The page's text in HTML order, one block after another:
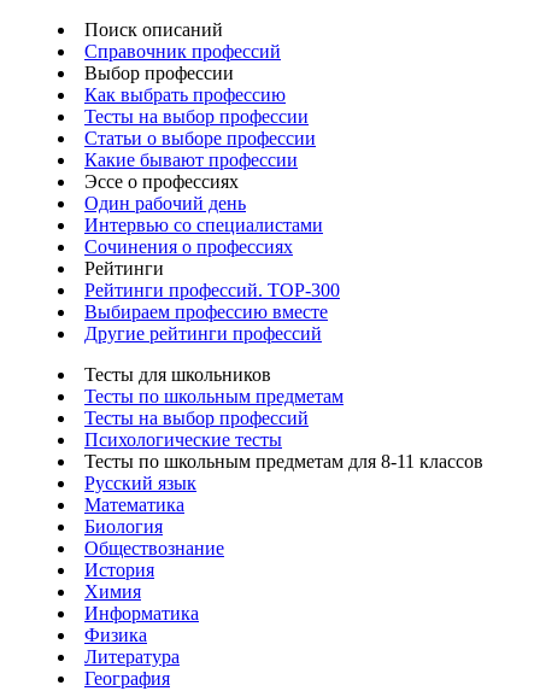
Поиск описаний
Справочник профессий
Выбор профессии
Как выбрать профессию
Тесты на выбор профессии
Статьи о выборе профессии
Какие бывают профессии
Эссе о профессиях
Один рабочий день
Интервью со специалистами
Сочинения о профессиях
Рейтинги
Рейтинги профессий. TOP-300
Выбираем профессию вместе
Другие рейтинги профессий
Тесты для школьников
Тесты по школьным предметам
Тесты на выбор профессий
Психологические тесты
Тесты по школьным предметам для 8-11 классов
Русский язык
Математика
Биология
Обществознание
История
Химия
Информатика
Физика
Литература
География